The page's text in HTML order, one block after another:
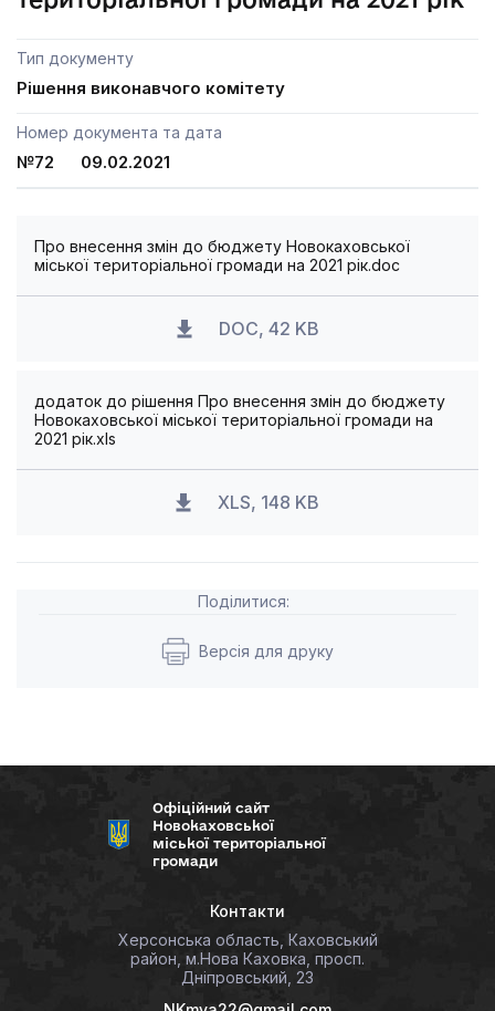
Тип документу
Рішення виконавчого комітету
Номер документа та дата
№72 09.02.2021
Про внесення змін до бюджету Новокаховської
міської територіальної громади на 2021 рік.doc
DOC, 42 KB
додаток до рішення Про внесення змін до бюджету
Новокаховської міської територіальної громади на
2021 рік.xls
XLS, 148 KB
Поділитися:
Версія для друку
Офіційний сайт
Новокаховської
міської територіальної
громади
Контакти
Херсонська область, Каховський
район, м.Нова Каховка, просп.
Дніпровський, 23